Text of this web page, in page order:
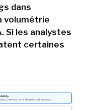
dans
volumétrie
Si les analystes
certaines